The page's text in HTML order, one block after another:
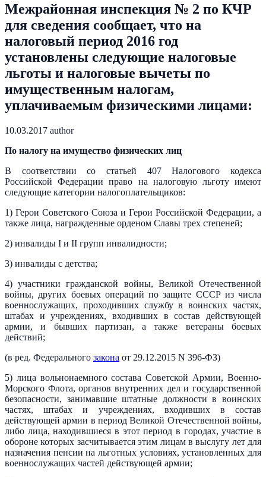
Межрайонная инспекция № 2 по КЧР
для сведения сообщает, что на
налоговый период 2016 год
установлены следующие налоговые
льготы и налоговые вычеты по
имущественным налогам,
уплачиваемым физическими лицами:
10.03.2017 author
По налогу на имущество физических лиц
В соответствии со статьей 407 Налогового кодекса
Российской Федерации право на налоговую льготу имеют
следующие категории налогоплательщиков:
1) Герои Советского Союза и Герои Российской Федерации, а
также лица, награжденные орденом Славы трех степеней;
2) инвалиды I и II групп инвалидности;
3) инвалиды с детства;
4) участники гражданской войны, Великой Отечественной
войны, других боевых операций по защите СССР из числа
военнослужащих, проходивших службу в воинских частях,
штабах и учреждениях, входивших в состав действующей
армии, и бывших партизан, а также ветераны боевых
действий;
(в ред. Федерального закона от 29.12.2015 N 396-ФЗ)
5) лица вольнонаемного состава Советской Армии, Военно-
Морского Флота, органов внутренних дел и государственной
безопасности, занимавшие штатные должности в воинских
частях, штабах и учреждениях, входивших в состав
действующей армии в период Великой Отечественной войны,
либо лица, находившиеся в этот период в городах, участие в
обороне которых засчитывается этим лицам в выслугу лет для
назначения пенсии на льготных условиях, установленных для
военнослужащих частей действующей армии;